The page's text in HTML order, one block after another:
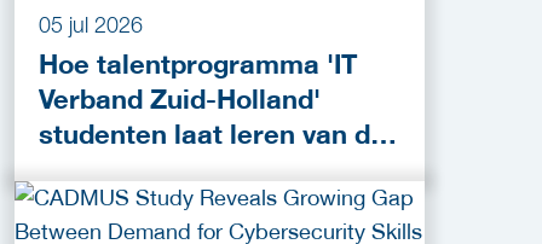
05 jul 2026
Hoe talentprogramma 'IT
Verband Zuid-Holland'
studenten laat leren van de